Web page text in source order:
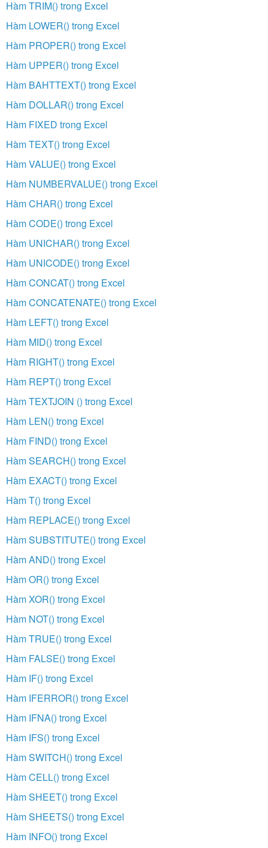
Hàm TRIM() trong Excel
Hàm LOWER() trong Excel
Hàm PROPER() trong Excel
Hàm UPPER() trong Excel
Hàm BAHTTEXT() trong Excel
Hàm DOLLAR() trong Excel
Hàm FIXED trong Excel
Hàm TEXT() trong Excel
Hàm VALUE() trong Excel
Hàm NUMBERVALUE() trong Excel
Hàm CHAR() trong Excel
Hàm CODE() trong Excel
Hàm UNICHAR() trong Excel
Hàm UNICODE() trong Excel
Hàm CONCAT() trong Excel
Hàm CONCATENATE() trong Excel
Hàm LEFT() trong Excel
Hàm MID() trong Excel
Hàm RIGHT() trong Excel
Hàm REPT() trong Excel
Hàm TEXTJOIN () trong Excel
Hàm LEN() trong Excel
Hàm FIND() trong Excel
Hàm SEARCH() trong Excel
Hàm EXACT() trong Excel
Hàm T() trong Excel
Hàm REPLACE() trong Excel
Hàm SUBSTITUTE() trong Excel
Hàm AND() trong Excel
Hàm OR() trong Excel
Hàm XOR() trong Excel
Hàm NOT() trong Excel
Hàm TRUE() trong Excel
Hàm FALSE() trong Excel
Hàm IF() trong Excel
Hàm IFERROR() trong Excel
Hàm IFNA() trong Excel
Hàm IFS() trong Excel
Hàm SWITCH() trong Excel
Hàm CELL() trong Excel
Hàm SHEET() trong Excel
Hàm SHEETS() trong Excel
Hàm INFO() trong Excel